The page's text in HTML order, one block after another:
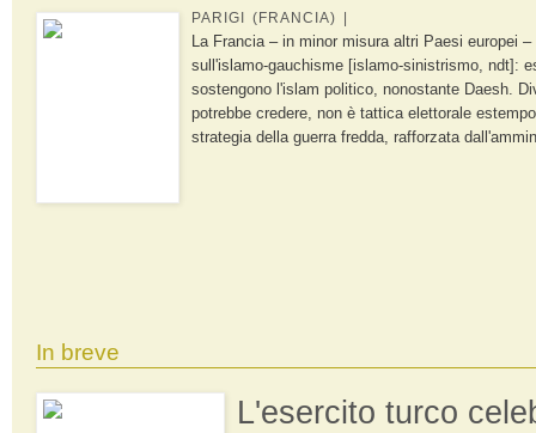
PARIGI (FRANCIA) |
La Francia – in minor misura altri Paesi europei
sull'islamo-gauchisme [islamo-sinistrismo, ndt]:
sostengono l'islam politico, nonostante Daesh.
potrebbe credere, non è tattica elettorale
strategia della guerra fredda, rafforzata
In breve
L'esercito turco